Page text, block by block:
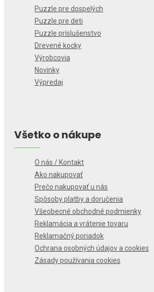
Puzzle pre dospelých
Puzzle pre deti
Puzzle príslušenstvo
Drevené kocky
Výrobcovia
Novinky
Výpredaj
Všetko o nákupe
O nás / Kontakt
Ako nakupovať
Prečo nakupovať u nás
Spôsoby platby a doručenia
Všeobecné obchodné podmienky
Reklamácia a vrátenie tovaru
Reklamačný poriadok
Ochrana osobných údajov a cookies
Zásady používania cookies